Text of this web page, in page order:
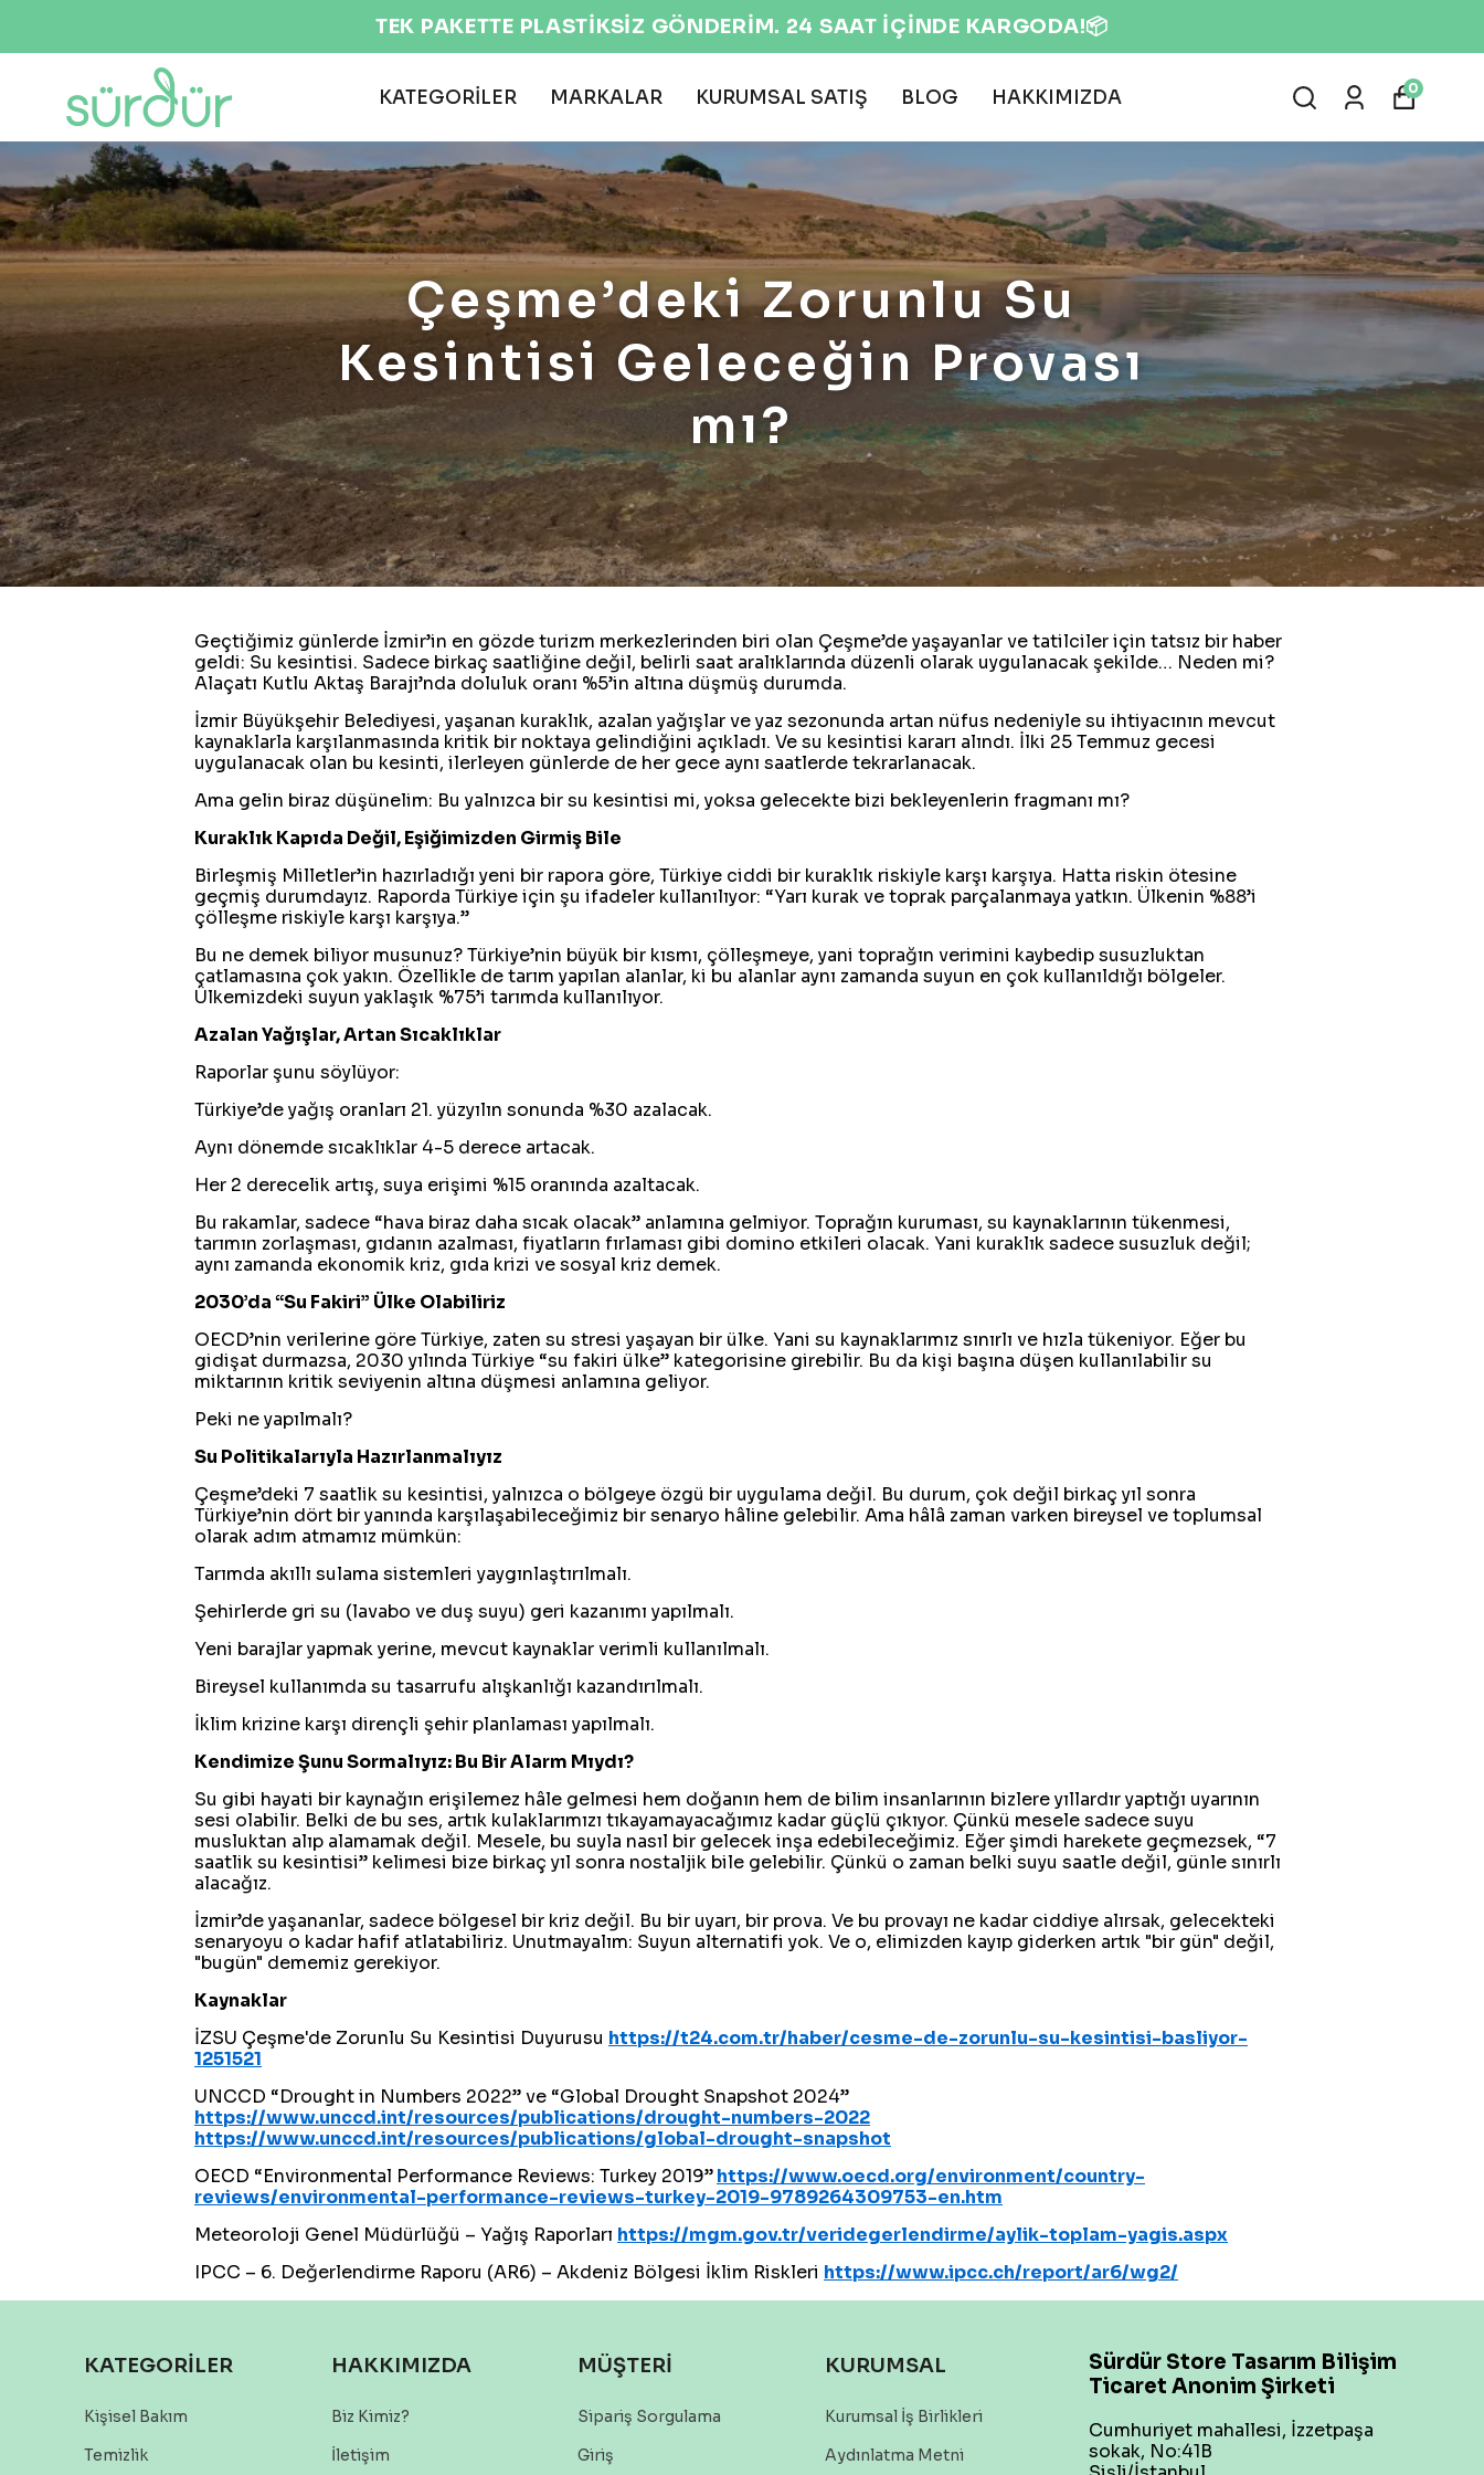
EKOLOJİK VE DOĞAL ÜRÜNLER 🌍
KATEGORİLER MARKALAR KURUMSAL SATIŞ BLOG HAKKIMIZDA 0
Çeşme’deki Zorunlu Su
Kesintisi Geleceğin Provası
mı?
Geçtiğimiz günlerde İzmir’in en gözde turizm merkezlerinden biri olan Çeşme’de yaşayanlar ve tatilciler için tatsız bir haber
geldi: Su kesintisi. Sadece birkaç saatliğine değil, belirli saat aralıklarında düzenli olarak uygulanacak şekilde… Neden mi?
Alaçatı Kutlu Aktaş Barajı’nda doluluk oranı %5’in altına düşmüş durumda.
İzmir Büyükşehir Belediyesi, yaşanan kuraklık, azalan yağışlar ve yaz sezonunda artan nüfus nedeniyle su ihtiyacının mevcut
kaynaklarla karşılanmasında kritik bir noktaya gelindiğini açıkladı. Ve su kesintisi kararı alındı. İlki 25 Temmuz gecesi
uygulanacak olan bu kesinti, ilerleyen günlerde de her gece aynı saatlerde tekrarlanacak.
Ama gelin biraz düşünelim: Bu yalnızca bir su kesintisi mi, yoksa gelecekte bizi bekleyenlerin fragmanı mı?
Kuraklık Kapıda Değil, Eşiğimizden Girmiş Bile
Birleşmiş Milletler’in hazırladığı yeni bir rapora göre, Türkiye ciddi bir kuraklık riskiyle karşı karşıya. Hatta riskin ötesine
geçmiş durumdayız. Raporda Türkiye için şu ifadeler kullanılıyor: “Yarı kurak ve toprak parçalanmaya yatkın. Ülkenin %88’i
çölleşme riskiyle karşı karşıya.”
Bu ne demek biliyor musunuz? Türkiye’nin büyük bir kısmı, çölleşmeye, yani toprağın verimini kaybedip susuzluktan
çatlamasına çok yakın. Özellikle de tarım yapılan alanlar, ki bu alanlar aynı zamanda suyun en çok kullanıldığı bölgeler.
Ülkemizdeki suyun yaklaşık %75’i tarımda kullanılıyor.
Azalan Yağışlar, Artan Sıcaklıklar
Raporlar şunu söylüyor:
Türkiye’de yağış oranları 21. yüzyılın sonunda %30 azalacak.
Aynı dönemde sıcaklıklar 4-5 derece artacak.
Her 2 derecelik artış, suya erişimi %15 oranında azaltacak.
Bu rakamlar, sadece “hava biraz daha sıcak olacak” anlamına gelmiyor. Toprağın kuruması, su kaynaklarının tükenmesi,
tarımın zorlaşması, gıdanın azalması, fiyatların fırlaması gibi domino etkileri olacak. Yani kuraklık sadece susuzluk değil;
aynı zamanda ekonomik kriz, gıda krizi ve sosyal kriz demek.
2030’da “Su Fakiri” Ülke Olabiliriz
OECD’nin verilerine göre Türkiye, zaten su stresi yaşayan bir ülke. Yani su kaynaklarımız sınırlı ve hızla tükeniyor. Eğer bu
gidişat durmazsa, 2030 yılında Türkiye “su fakiri ülke” kategorisine girebilir. Bu da kişi başına düşen kullanılabilir su
miktarının kritik seviyenin altına düşmesi anlamına geliyor.
Peki ne yapılmalı?
Su Politikalarıyla Hazırlanmalıyız
Çeşme’deki 7 saatlik su kesintisi, yalnızca o bölgeye özgü bir uygulama değil. Bu durum, çok değil birkaç yıl sonra
Türkiye’nin dört bir yanında karşılaşabileceğimiz bir senaryo hâline gelebilir. Ama hâlâ zaman varken bireysel ve toplumsal
olarak adım atmamız mümkün:
Tarımda akıllı sulama sistemleri yaygınlaştırılmalı.
Şehirlerde gri su (lavabo ve duş suyu) geri kazanımı yapılmalı.
Yeni barajlar yapmak yerine, mevcut kaynaklar verimli kullanılmalı.
Bireysel kullanımda su tasarrufu alışkanlığı kazandırılmalı.
İklim krizine karşı dirençli şehir planlaması yapılmalı.
Kendimize Şunu Sormalıyız: Bu Bir Alarm Mıydı?
Su gibi hayati bir kaynağın erişilemez hâle gelmesi hem doğanın hem de bilim insanlarının bizlere yıllardır yaptığı uyarının
sesi olabilir. Belki de bu ses, artık kulaklarımızı tıkayamayacağımız kadar güçlü çıkıyor. Çünkü mesele sadece suyu
musluktan alıp alamamak değil. Mesele, bu suyla nasıl bir gelecek inşa edebileceğimiz. Eğer şimdi harekete geçmezsek, “7
saatlik su kesintisi” kelimesi bize birkaç yıl sonra nostaljik bile gelebilir. Çünkü o zaman belki suyu saatle değil, günle sınırlı
alacağız.
İzmir’de yaşananlar, sadece bölgesel bir kriz değil. Bu bir uyarı, bir prova. Ve bu provayı ne kadar ciddiye alırsak, gelecekteki
senaryoyu o kadar hafif atlatabiliriz. Unutmayalım: Suyun alternatifi yok. Ve o, elimizden kayıp giderken artık "bir gün" değil,
"bugün" dememiz gerekiyor.
Kaynaklar
İZSU Çeşme'de Zorunlu Su Kesintisi Duyurusu https://t24.com.tr/haber/cesme-de-zorunlu-su-kesintisi-basliyor-
1251521
UNCCD “Drought in Numbers 2022” ve “Global Drought Snapshot 2024”
https://www.unccd.int/resources/publications/drought-numbers-2022
https://www.unccd.int/resources/publications/global-drought-snapshot
OECD “Environmental Performance Reviews: Turkey 2019”https://www.oecd.org/environment/country-
reviews/environmental-performance-reviews-turkey-2019-9789264309753-en.htm
Meteoroloji Genel Müdürlüğü – Yağış Raporları https://mgm.gov.tr/veridegerlendirme/aylik-toplam-yagis.aspx
IPCC – 6. Değerlendirme Raporu (AR6) – Akdeniz Bölgesi İklim Riskleri https://www.ipcc.ch/report/ar6/wg2/
KATEGORİLER
Kişisel Bakım
Temizlik
HAKKIMIZDA
Biz Kimiz?
İletişim
MÜŞTERİ
Sipariş Sorgulama
Giriş
KURUMSAL
Kurumsal İş Birlikleri
Aydınlatma Metni
Sürdür Store Tasarım Bilişim
Ticaret Anonim Şirketi
Cumhuriyet mahallesi, İzzetpaşa
sokak, No:41B